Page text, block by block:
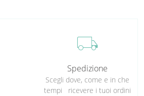
che intreccia naturalezza con una
autentica con il mare.
local_shipping
Spedizione
Scegli dove, come e in che
tempi ricevere i tuoi ordini